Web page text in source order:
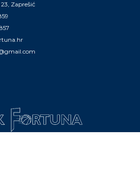
Zaprešić